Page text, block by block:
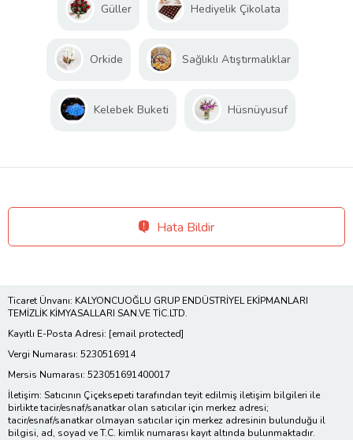
Güller Hediyelik Çikolata
Orkide Sağlıklı Atıştırmalıklar
Kelebek Buketi Hüsnüyusuf
Hata Bildir
Ticaret Ünvanı: KALYONCUOĞLU GRUP ENDÜSTRİYEL EKİPMANLARI
TEMİZLİK KİMYASALLARI SAN.VE TİC.LTD.
Kayıtlı E-Posta Adresi: [email protected]
Vergi Numarası: 5230516914
Mersis Numarası: 523051691400017
İletişim: Satıcının Çiçeksepeti tarafından teyit edilmiş iletişim bilgileri ile
birlikte tacir/esnaf/sanatkar olan satıcılar için merkez adresi;
tacir/esnaf/sanatkar olmayan satıcılar için merkez adresinin bulunduğu il
bilgisi, ad, soyad ve T.C. kimlik numarası kayıt altında bulunmaktadır.